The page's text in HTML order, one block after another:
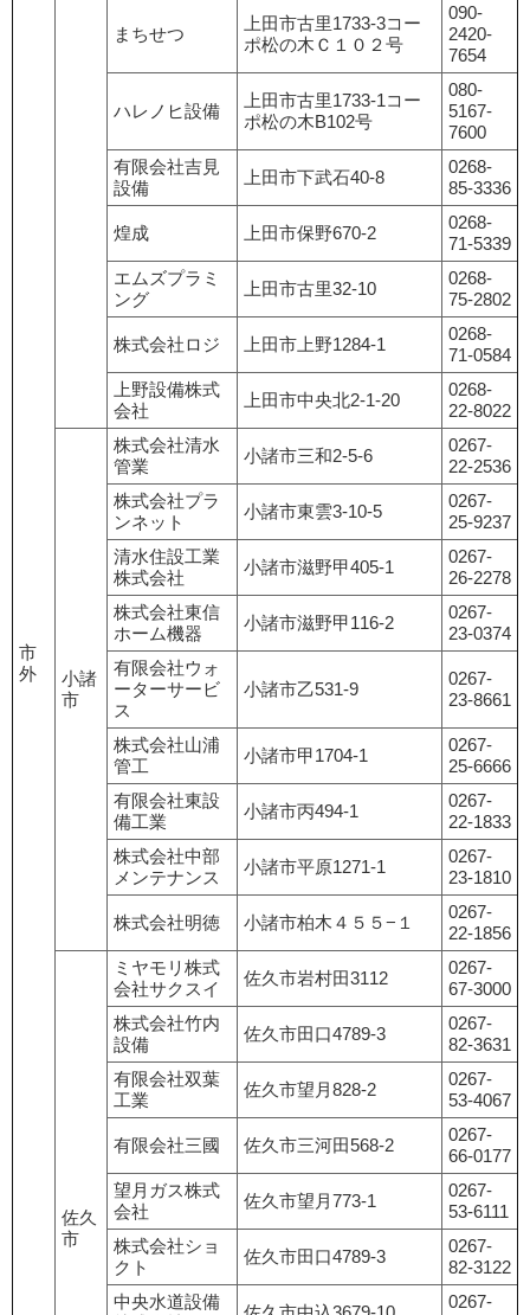
市
外
まちせつ
上田市古里1733-3コー
ポ松の木Ｃ１０２号
090-
2420-
7654
ハレノヒ設備
上田市古里1733-1コー
ポ松の木B102号
080-
5167-
7600
有限会社吉見
設備
上田市下武石40-8
0268-
85-3336
煌成 上田市保野670-2
0268-
71-5339
エムズプラミ
ング
上田市古里32-10
0268-
75-2802
株式会社ロジ 上田市上野1284-1
0268-
71-0584
上野設備株式
会社
上田市中央北2-1-20
0268-
22-8022
小諸
市
株式会社清水
管業
小諸市三和2-5-6
0267-
22-2536
株式会社プラ
ンネット
小諸市東雲3-10-5
0267-
25-9237
清水住設工業
株式会社
小諸市滋野甲405-1
0267-
26-2278
株式会社東信
ホーム機器
小諸市滋野甲116-2
0267-
23-0374
有限会社ウォ
ーターサービ
ス
小諸市乙531-9
0267-
23-8661
株式会社山浦
管工
小諸市甲1704-1
0267-
25-6666
有限会社東設
備工業
小諸市丙494-1
0267-
22-1833
株式会社中部
メンテナンス
小諸市平原1271-1
0267-
23-1810
株式会社明徳 小諸市柏木４５５−１
0267-
22-1856
佐久
市
ミヤモリ株式
会社サクスイ
佐久市岩村田3112
0267-
67-3000
株式会社竹内
設備
佐久市田口4789-3
0267-
82-3631
有限会社双葉
工業
佐久市望月828-2
0267-
53-4067
有限会社三國 佐久市三河田568-2
0267-
66-0177
望月ガス株式
会社
佐久市望月773-1
0267-
53-6111
株式会社ショ
クト
佐久市田口4789-3
0267-
82-3122
中央水道設備
0267-